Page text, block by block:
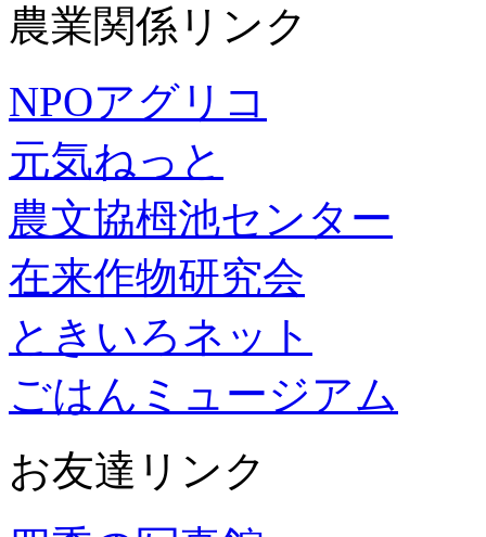
農業関係リンク
NPOアグリコ
元気ねっと
農文協栂池センター
在来作物研究会
ときいろネット
ごはんミュージアム
お友達リンク